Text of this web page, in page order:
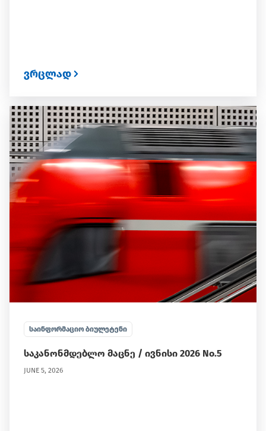
ვრცლად
ᲡᲐᲘᲜᲤᲝᲠᲛᲐᲪᲘᲝ ᲑᲘᲣᲚᲔᲢᲔᲜᲘ
საკანონმდებლო მაცნე / ივნისი 2026 No.5
JUNE 5, 2026